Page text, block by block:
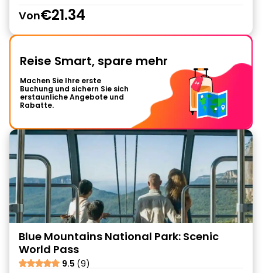
Von€21.34
Reise Smart, spare mehr
Machen Sie Ihre erste
Buchung und sichern Sie sich
erstaunliche Angebote und
Rabatte.
Blue Mountains National Park: Scenic
World Pass
9.5 (9)